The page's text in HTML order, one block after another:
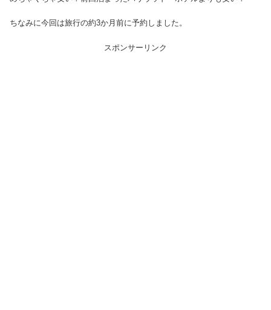
ちなみに今回は旅行の約3か月前に予約しました。
スポンサーリンク